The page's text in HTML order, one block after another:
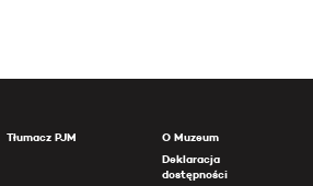
Tłumacz PJM
O Muzeum
Deklaracja
dostępności